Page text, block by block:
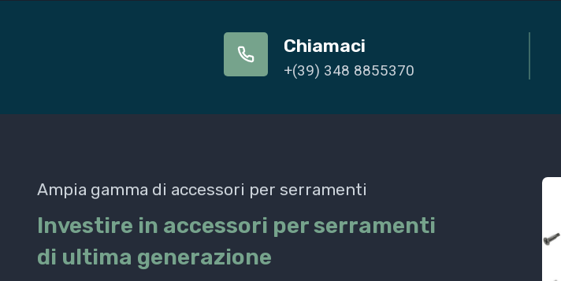
Chiamaci
+(39) 348 8855370
Ampia gamma di accessori per serramenti
Investire in accessori per serramenti
di ultima generazione